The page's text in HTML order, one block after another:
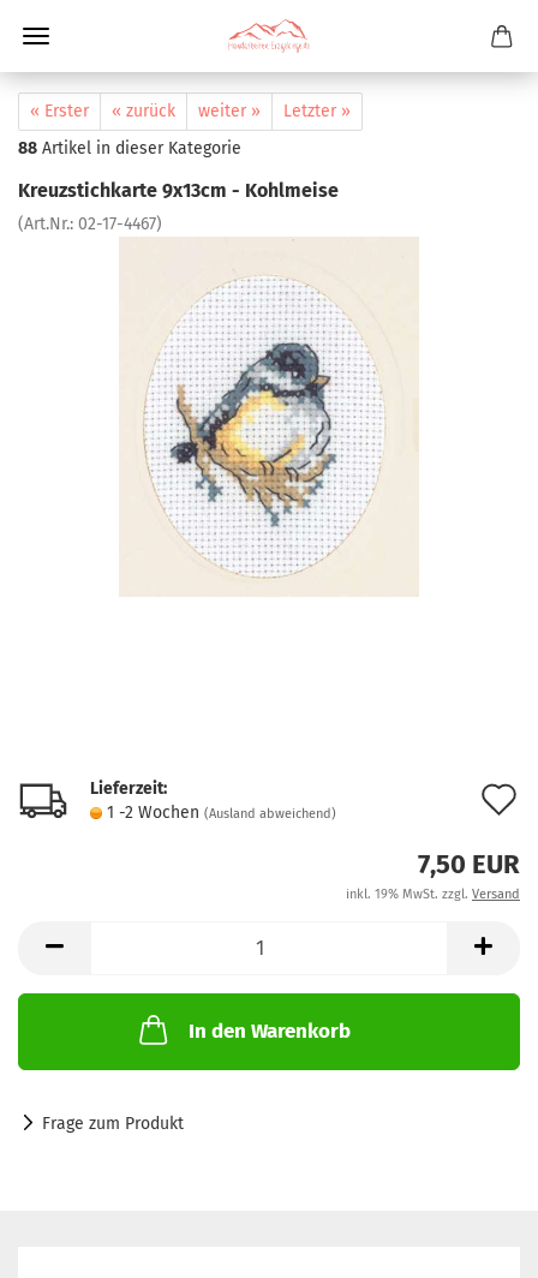
« Erster « zurück weiter »
Letzter »
88 Artikel in dieser Kategorie
Kreuzstichkarte 9x13cm - Kohlmeise
(Art.Nr.: 02-17-4467)
Lieferzeit:
1 -2 Wochen (Ausland abweichend)
7,50 EUR
inkl. 19% MwSt. zzgl. Versand
In den Warenkorb
Frage zum Produkt